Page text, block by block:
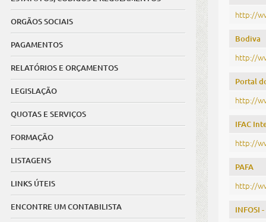
ORGÃOS SOCIAIS
PAGAMENTOS
RELATÓRIOS E ORÇAMENTOS
LEGISLAÇÃO
QUOTAS E SERVIÇOS
FORMAÇÃO
LISTAGENS
LINKS ÚTEIS
ENCONTRE UM CONTABILISTA
http://
Bodiva
http://
Portal
http://
IFAC
http://
PAFA
http://
INFOSI